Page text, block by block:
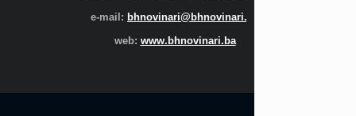
e-mail: bhnovinari@bhnovinari.ba
web: www.bhnovinari.ba